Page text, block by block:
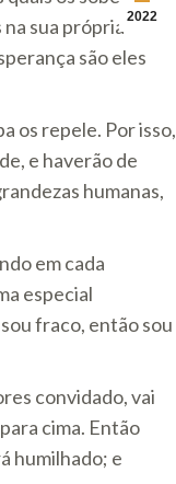
2022
sua própria
são eles
os repele. Por isso,
e haverão de
humanas,
em cada
especial
fraco, então sou
convidado, vai
cima. Então
humilhado; e